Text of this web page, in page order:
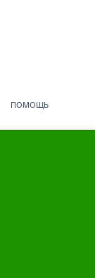
ПОМОЩЬ